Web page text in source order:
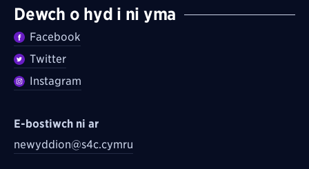
Dewch o hyd i ni yma
Facebook
Twitter
Instagram
E-bostiwch ni ar
newyddion@s4c.cymru